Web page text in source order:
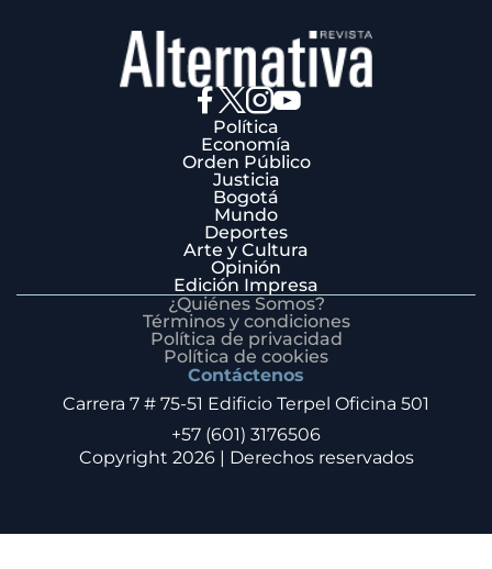
Política
Economía
Orden Público
Justicia
Bogotá
Mundo
Deportes
Arte y Cultura
Opinión
Edición Impresa
¿Quiénes Somos?
Términos y condiciones
Política de privacidad
Política de cookies
Contáctenos
Carrera 7 # 75-51 Edificio Terpel Oficina 501
+57 (601) 3176506
Copyright 2026 | Derechos reservados